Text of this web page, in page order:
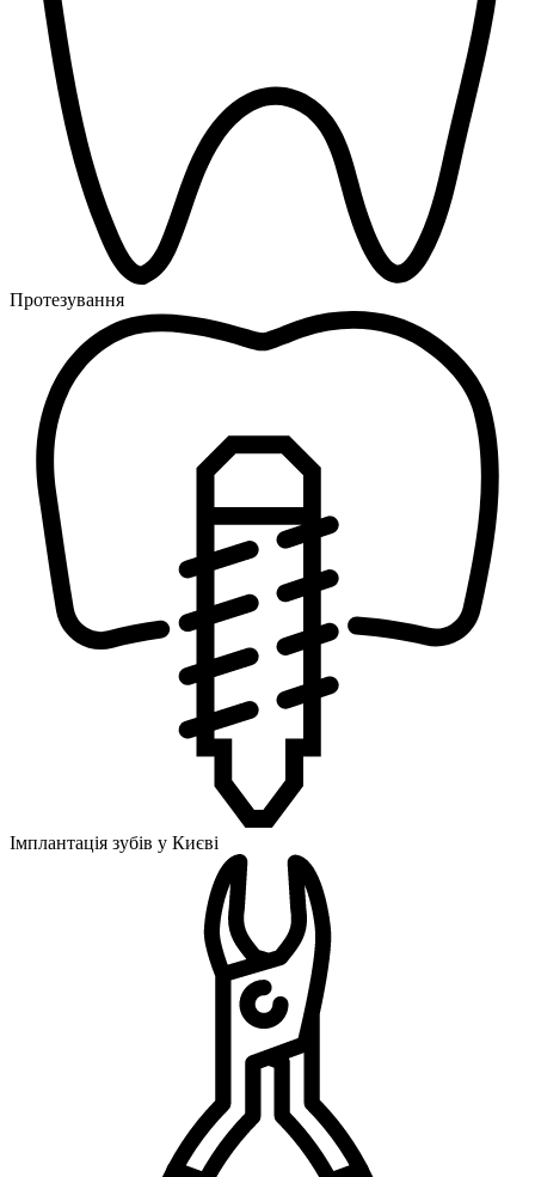
Протезування
Імплантація зубів у Києві